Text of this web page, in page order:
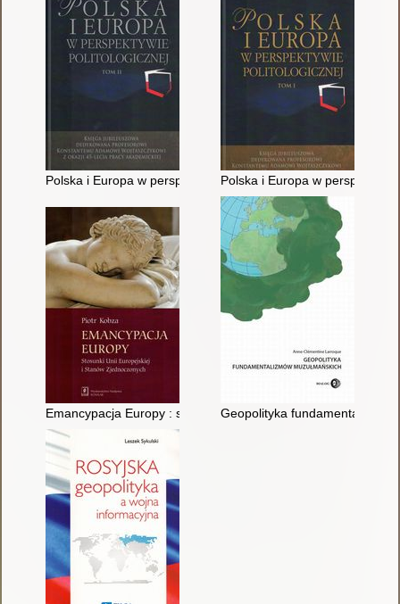
Polska i Europa w perspektywie politologicznej : księga
Polska i Europa w
Emancypacja Europy : stosunki Unii Europejskiej i Stanów
Geopolityka fundamentalizmów